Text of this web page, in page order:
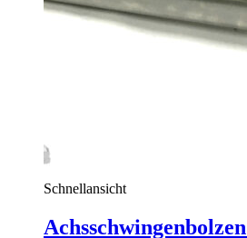
Schnellansicht